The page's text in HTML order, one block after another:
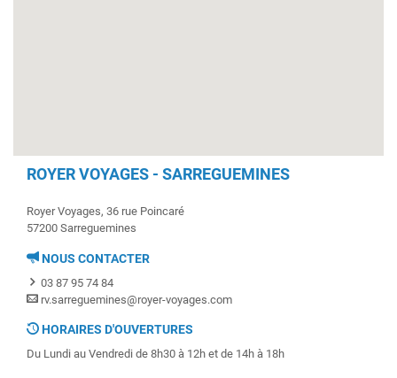
ROYER VOYAGES - SARREGUEMINES
Royer Voyages, 36 rue Poincaré
57200 Sarreguemines
NOUS CONTACTER
03 87 95 74 84
rv.sarreguemines@royer-voyages.com
HORAIRES D'OUVERTURES
Du Lundi au Vendredi de 8h30 à 12h et de 14h à 18h